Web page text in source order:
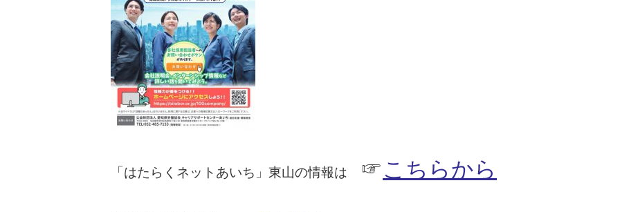
「はたらくネットあいち」東山の情報は ☞こちらから